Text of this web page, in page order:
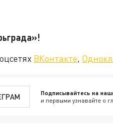
ВКонтакте,
Подписывайтесь на
и первыми узнавайте о